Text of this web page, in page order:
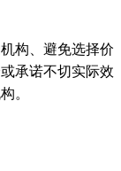
构、避免选择价
承诺不切实际效
。